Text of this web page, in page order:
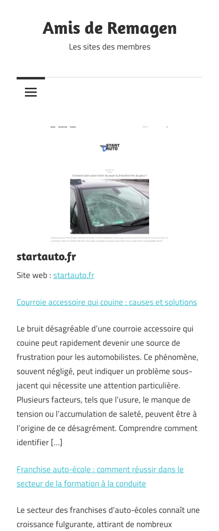
contentAmis de Remagen
Les sites des membres
startauto.fr
Site web :startauto.fr
Courroie accessoire qui couine : causes et solutions
Le bruit désagréable d’une courroie accessoire qui
couine peut rapidement devenir une source de
frustration pour les automobilistes. Ce phénomène,
souvent négligé, peut indiquer un problème sous-
jacent qui nécessite une attention particulière.
Plusieurs facteurs, tels que l’usure, le manque de
tension ou l’accumulation de saleté, peuvent être à
l’origine de ce désagrément. Comprendre comment
identifier […]
Franchise auto-école : comment réussir dans le
secteur de la formation à la conduite
Le secteur des franchises d’auto-écoles connaît une
croissance fulgurante, attirant de nombreux